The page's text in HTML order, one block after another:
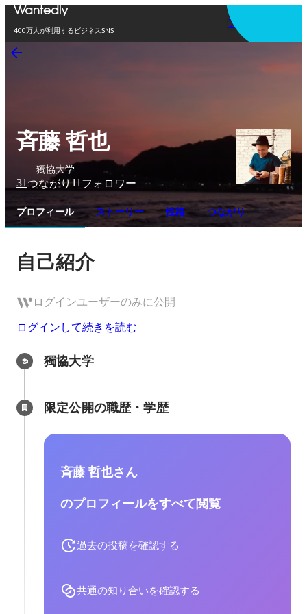
400万人が利用するビジネスSNS
アプリを使う
斉藤 哲也
獨協大学
31つながり11 フォロワー
プロフィール ストーリー 性格 つながり
自己紹介
ログインユーザーのみに公開
ログインして続きを読む
獨協大学
限定公開の職歴・学歴
斉藤 哲也さん
のプロフィールをすべて閲覧
過去の投稿を確認する
共通の知り合いを確認する